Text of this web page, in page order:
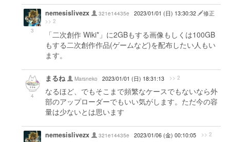
3
nemesislivezx 321e14435e 2023/01/01 (日) 13:30:32 修正
>> 2
「二次創作 Wiki*」に2GBもする画像もしくは100GB
もする二次創作作品(ゲームなど)を配布したい人もい
ます。
4
まるね Marsneko 2023/01/01 (日) 18:31:13 >> 2
なるほど、でもそこまで頻繁なケースでもないなら外
部のアップローダーでもいい気がします。ただ今の容
量は少ないとは思います
nemesislivezx 321e14435e 2023/01/06 (金) 00:10:05 >> 2